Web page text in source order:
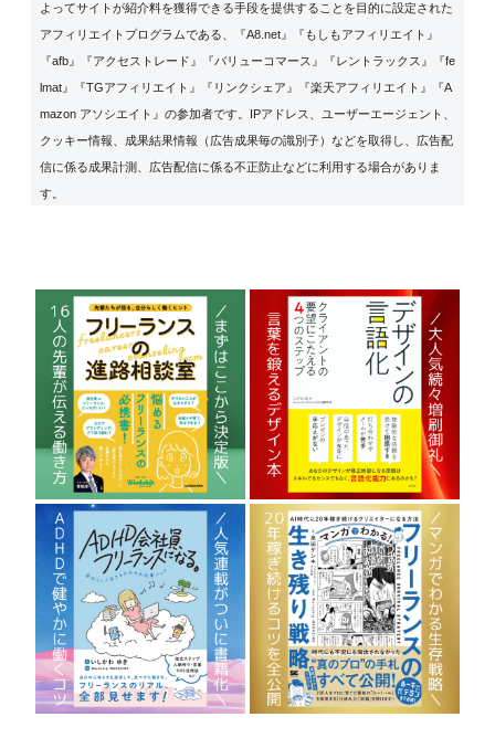
よってサイトが紹介料を獲得できる手段を提供することを目的に設定された
アフィリエイトプログラムである、『A8.net』『もしもアフィリエイト』
『afb』『アクセストレード』『バリューコマース』『レントラックス』『fe
lmat』『TGアフィリエイト』『リンクシェア』『楽天アフィリエイト』『A
mazon アソシエイト』の参加者です。IPアドレス、ユーザーエージェント、
クッキー情報、成果結果情報（広告成果毎の識別子）などを取得し、広告配
信に係る成果計測、広告配信に係る不正防止などに利用する場合がありま
す。